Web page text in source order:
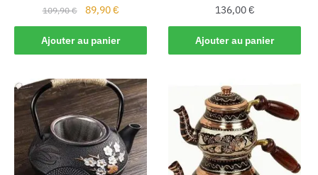
109,90€ 89,90€
Ajouter au panier
136,00€
Ajouter au panier